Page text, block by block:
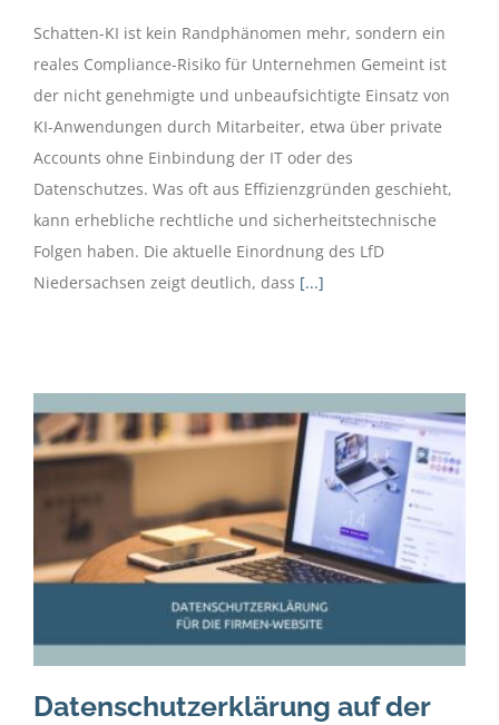
Schatten-KI ist kein Randphänomen mehr, sondern ein
reales Compliance-Risiko für Unternehmen Gemeint ist
der nicht genehmigte und unbeaufsichtigte Einsatz von
KI-Anwendungen durch Mitarbeiter, etwa über private
Accounts ohne Einbindung der IT oder des
Datenschutzes. Was oft aus Effizienzgründen geschieht,
kann erhebliche rechtliche und sicherheitstechnische
Folgen haben. Die aktuelle Einordnung des LfD
Niedersachsen zeigt deutlich, dass [...]
Datenschutzerklärung auf der